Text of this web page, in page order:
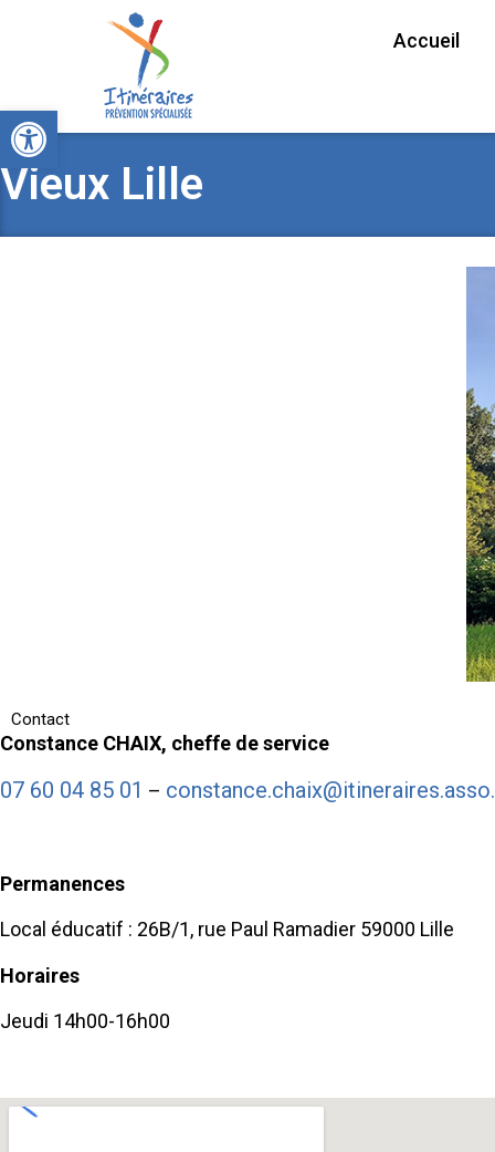
Ouvrir la barre d’outils
Accueil
Vieux Lille
Contact
Constance CHAIX, cheffe de service
07 60 04 85 01 –
Permanences
Local éducatif : 26B/1, rue Paul Ramadier 59000 Lille
Horaires
Jeudi 14h00-16h00